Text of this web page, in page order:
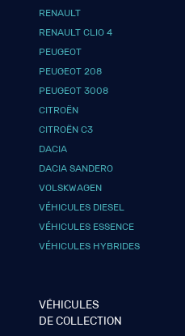
RENAULT
RENAULT CLIO 4
PEUGEOT
PEUGEOT 208
PEUGEOT 3008
CITROËN
CITROËN C3
DACIA
DACIA SANDERO
VOLSKWAGEN
VÉHICULES DIESEL
VÉHICULES ESSENCE
VÉHICULES HYBRIDES
VÉHICULES
DE COLLECTION